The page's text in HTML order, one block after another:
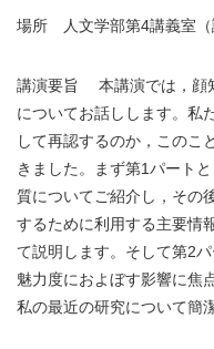
場所 人文学部第4講義室（
講演要旨 本講演では，顔
についてお話しします。私
して再認するのか，このこ
きました。まず第1パート
質についてご紹介し，その
するために利用する主要情
て説明します。そして第2
魅力度におよぼす影響に焦
私の最近の研究について簡